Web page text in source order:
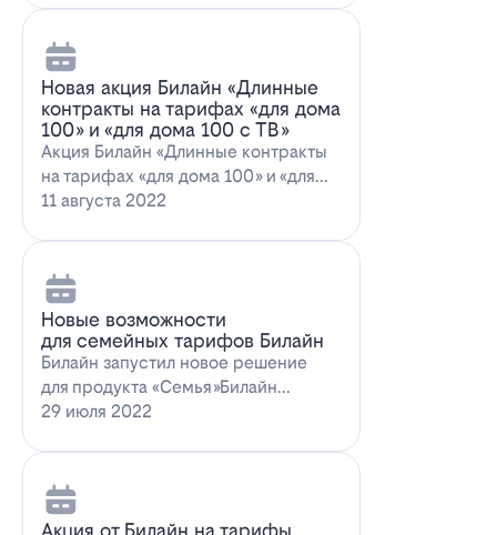
Новая акция Билайн «Длинные
контракты на тарифах «для дома
100» и «для дома 100 с ТВ»
Акция Билайн «Длинные контракты
на тарифах «для дома 100» и «для
дома 100 с…
11 августа 2022
Новые возможности
для семейных тарифов Билайн
Билайн запустил новое решение
для продукта «Семья»Билайн
объявил о запуске новых возможн…
29 июля 2022
Акция от Билайн на тарифы